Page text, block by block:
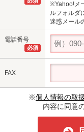
※Yahoo!メ
ルフォルダ
迷惑メール
電話番号
必須
FAX
※個人情報の取
内容に同意